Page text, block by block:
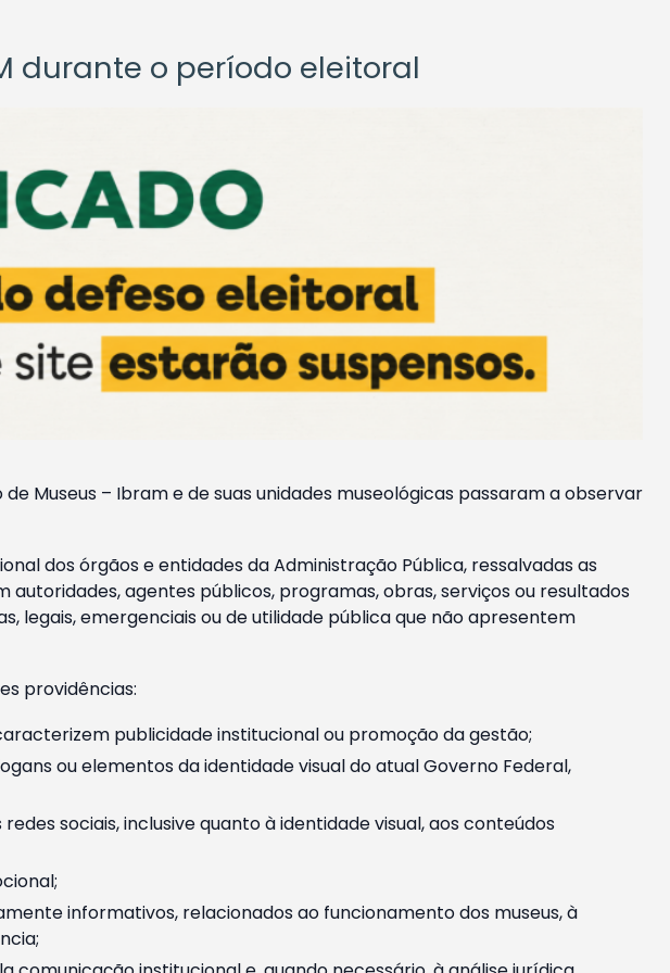
durante o período eleitoral
Museus – Ibram e de suas unidades museológicas passaram a observar
dos órgãos e entidades da Administração Pública, ressalvadas as
agentes públicos, programas, obras, serviços ou resultados
legais, emergenciais ou de utilidade pública que não apresentem
providências:
publicidade institucional ou promoção da gestão;
ou elementos da identidade visual do atual Governo Federal,
sociais, inclusive quanto à identidade visual, aos conteúdos
informativos, relacionados ao funcionamento dos museus, à